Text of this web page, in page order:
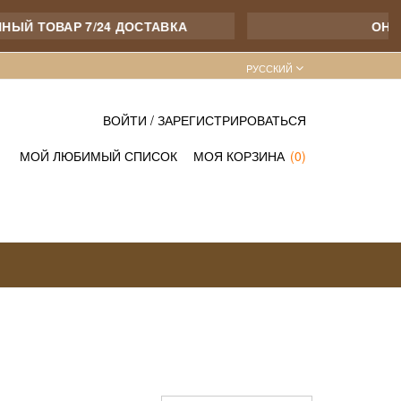
ТОВАР 7/24 ДОСТАВКА
PУССКИЙ
ВОЙТИ / ЗАРЕГИСТРИРОВАТЬСЯ
МОЙ ЛЮБИМЫЙ СПИСОК
МОЯ КОРЗИНА (0)